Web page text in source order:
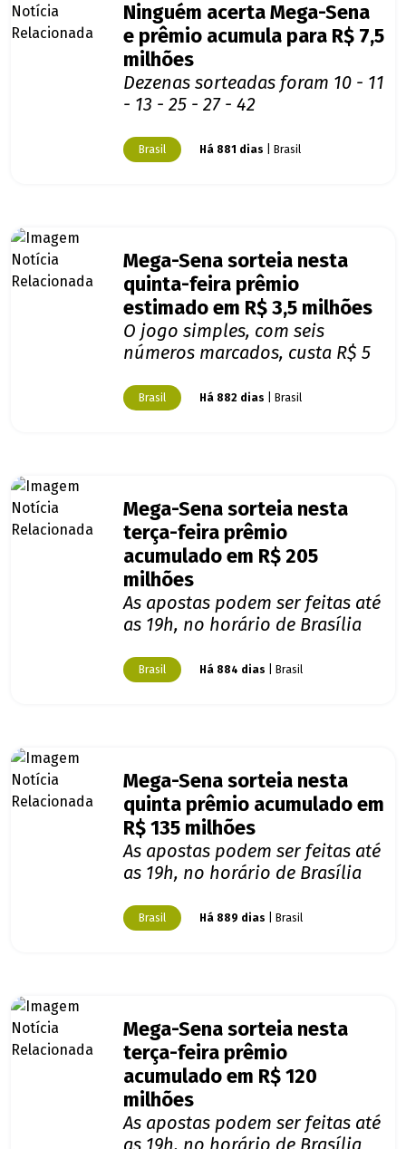
Ninguém acerta Mega-Sena
e prêmio acumula para R$ 7,5
milhões
Dezenas sorteadas foram 10 - 11
- 13 - 25 - 27 - 42
Brasil Há 881 dias | Brasil
Mega-Sena sorteia nesta
quinta-feira prêmio
estimado em R$ 3,5 milhões
O jogo simples, com seis
números marcados, custa R$ 5
Brasil Há 882 dias | Brasil
Mega-Sena sorteia nesta
terça-feira prêmio
acumulado em R$ 205
milhões
As apostas podem ser feitas até
as 19h, no horário de Brasília
Brasil Há 884 dias | Brasil
Mega-Sena sorteia nesta
quinta prêmio acumulado em
R$ 135 milhões
As apostas podem ser feitas até
as 19h, no horário de Brasília
Brasil Há 889 dias | Brasil
Mega-Sena sorteia nesta
terça-feira prêmio
acumulado em R$ 120
milhões
As apostas podem ser feitas até
as 19h, no horário de Brasília